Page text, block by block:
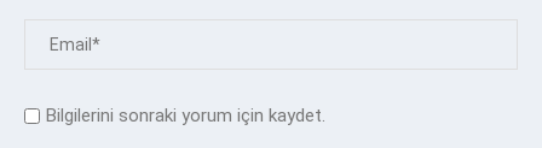
Bilgilerini sonraki yorum için kaydet.